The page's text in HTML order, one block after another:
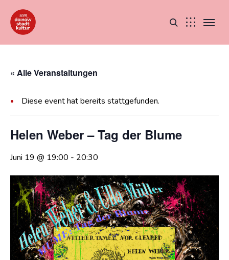
« Alle Veranstaltungen
Diese event hat bereits stattgefunden.
Helen Weber – Tag der Blume
Juni 19 @ 19:00 - 20:30